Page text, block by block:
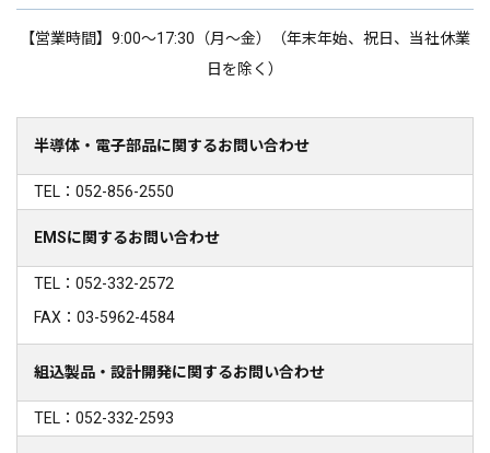
【営業時間】9:00～17:30（月～金）（年末年始、祝日、当社休業
日を除く）
半導体・電子部品に関するお問い合わせ
TEL：052-856-2550
EMSに関するお問い合わせ
TEL：052-332-2572
FAX：03-5962-4584
組込製品・設計開発に関するお問い合わせ
TEL：052-332-2593